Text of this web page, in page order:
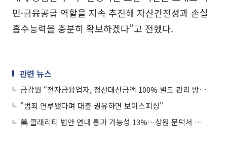
민·금융공급 역할을 지속 추진해 자산건전성과 손실
흡수능력을 충분히 확보하겠다”고 전했다.
관련 뉴스
금감원 “전자금융업자, 정산대산금액 100% 별도 관리 방안 추진 중”
"범죄 연루됐다며 대출 권유하면 보이스피싱"
美 클래리티 법안 연내 통과 가능성 13%…상원 문턱서 제동